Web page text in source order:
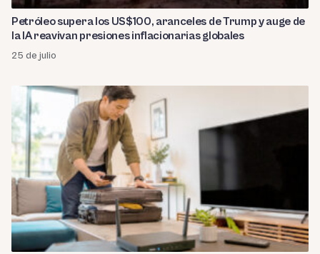
Petróleo supera los US$100, aranceles de Trump y auge de
la IA reavivan presiones inflacionarias globales
25 de julio